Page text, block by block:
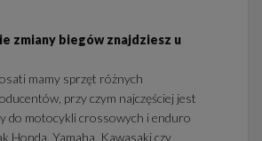
zmiany biegów znajdziesz u
mamy sprzęt różnych
przy czym najczęściej jest
do motocykli crossowych i enduro
Honda, Yamaha, Kawasaki czy